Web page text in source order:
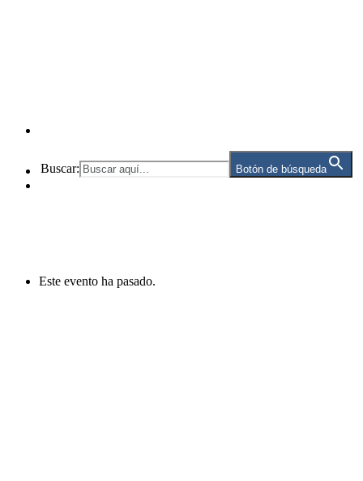
Buscar: Botón de búsqueda
Este evento ha pasado.